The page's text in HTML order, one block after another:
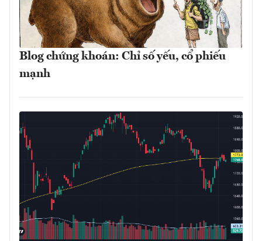
Blog chứng khoán: Chỉ số yếu, cổ phiếu
mạnh